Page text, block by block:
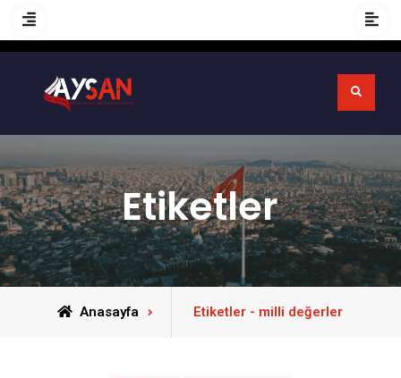
Etiketler
Anasayfa Etiketler - milli değerler